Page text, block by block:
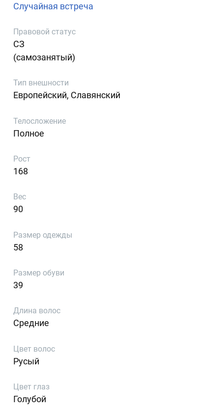
Случайная встреча
Правовой статус
СЗ
(самозанятый)
Тип внешности
Европейский, Славянский
Телосложение
Полное
Рост
168
Вес
90
Размер одежды
58
Размер обуви
39
Длина волос
Средние
Цвет волос
Русый
Цвет глаз
Голубой